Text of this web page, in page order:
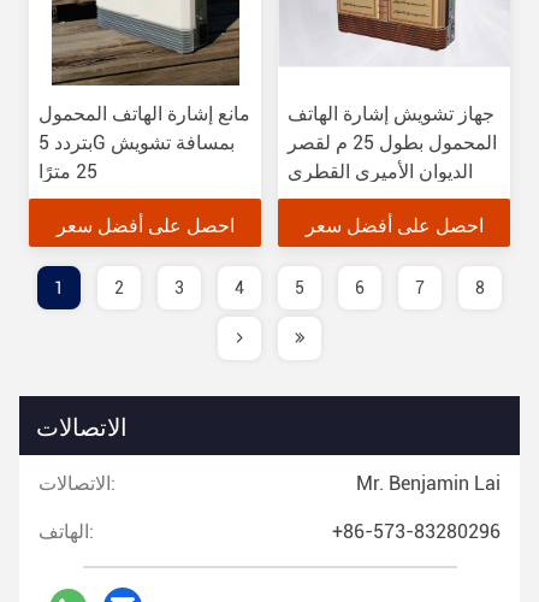
مانع إشارة الهاتف المحمول
بتردد 5G بمسافة تشويش
25 مترًا
احصل على أفضل سعر
جهاز تشويش إشارة الهاتف
المحمول بطول 25 م لقصر
الديوان الأميري القطري
احصل على أفضل سعر
1 2 3 4 5 6 7 8
الاتصالات
الاتصالات: Mr. Benjamin Lai
الهاتف: +86-573-83280296